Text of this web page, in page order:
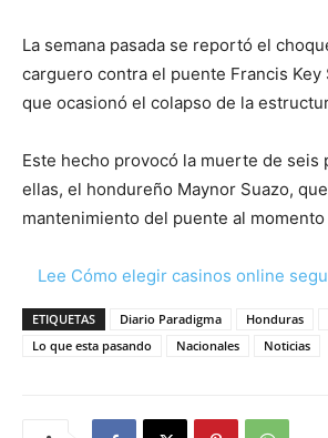
La semana pasada se reportó el
carguero contra el puente Francis Key
que ocasionó el colapso de la
Este hecho provocó la muerte de seis
ellas, el hondureño Maynor Suazo,
mantenimiento del puente al
Lee Cómo elegir casinos online
ETIQUETAS Diario Paradigma Honduras
Lo que esta pasando
Nacionales Noticias